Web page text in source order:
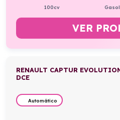
100cv
VER
RENAULT CAPTUR
DCE
Automático